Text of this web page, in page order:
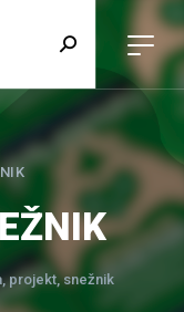
projekt snežnik